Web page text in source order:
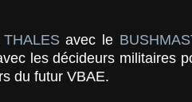
THALESavec le
les décideurs militaires
du futur VBAE.